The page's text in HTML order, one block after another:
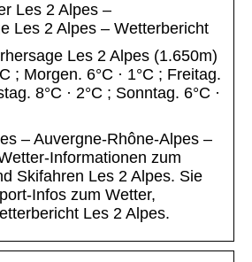
Les 2 Alpes –
Les 2 Alpes – Wetterbericht
Les 2 Alpes (1.650m)
; Morgen. 6°C · 1°C ; Freitag.
8°C · 2°C ; Sonntag. 6°C ·
– Auvergne-Rhône-Alpes –
Informationen zum
Skifahren Les 2 Alpes. Sie
Infos zum Wetter,
Les 2 Alpes.